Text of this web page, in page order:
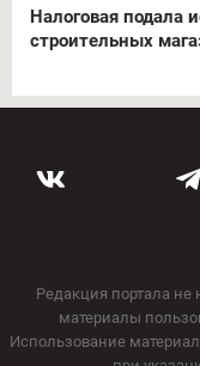
Налоговая подала
строительных
Редакция портала не
материалы
Использование